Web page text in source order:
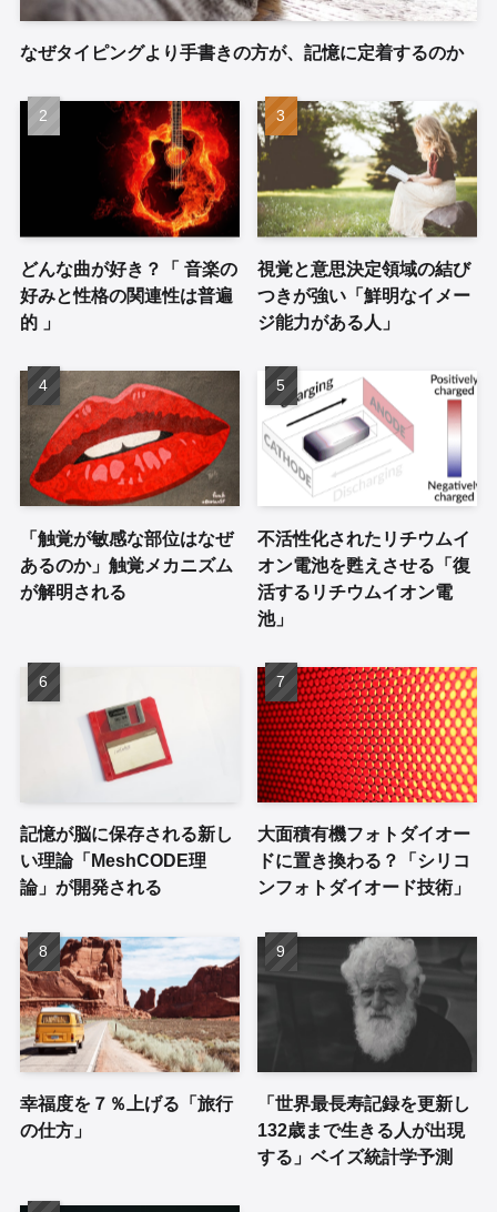
なぜタイピングより手書きの方が、記憶に定着するのか
どんな曲が好き？「 音楽の
好みと性格の関連性は普遍
的 」
視覚と意思決定領域の結び
つきが強い「鮮明なイメー
ジ能力がある人」
「触覚が敏感な部位はなぜ
あるのか」触覚メカニズム
が解明される
不活性化されたリチウムイ
オン電池を甦えさせる「復
活するリチウムイオン電
池」
記憶が脳に保存される新し
い理論「MeshCODE理
論」が開発される
大面積有機フォトダイオー
ドに置き換わる？「シリコ
ンフォトダイオード技術」
幸福度を７％上げる「旅行
の仕方」
「世界最長寿記録を更新し
132歳まで生きる人が出現
する」ベイズ統計学予測